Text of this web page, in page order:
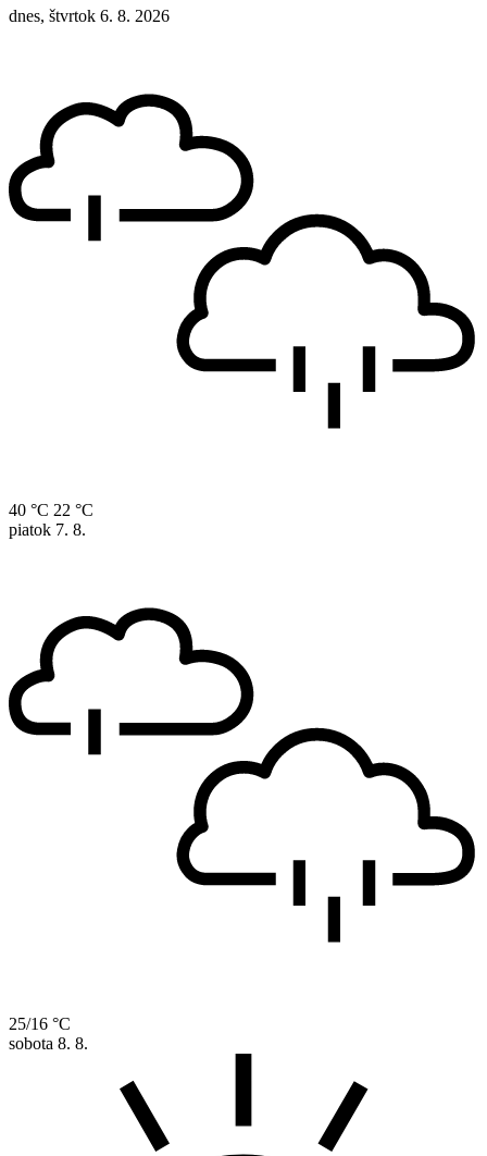
dnes, štvrtok 6. 8. 2026
40 °C 22 °C
piatok 7. 8.
25/16 °C
sobota 8. 8.